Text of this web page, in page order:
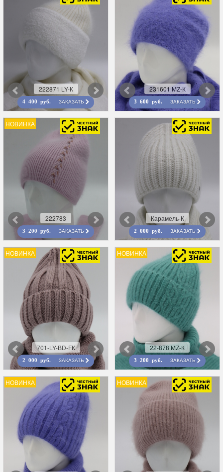
222871 LY-К
4 400 руб. ЗАКАЗАТЬ
231601 MZ-К
3 600 руб. ЗАКАЗАТЬ
НОВИНКА
222783
3 200 руб. ЗАКАЗАТЬ
Карамель-К
2 000 руб. ЗАКАЗАТЬ
НОВИНКА
701-LY-BD-FК
2 000 руб. ЗАКАЗАТЬ
НОВИНКА
22-878 MZ-К
3 200 руб. ЗАКАЗАТЬ
НОВИНКА НОВИНКА